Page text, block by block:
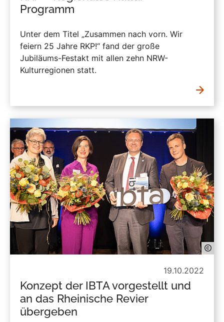
Programm
Unter dem Titel „Zusammen nach vorn. Wir
feiern 25 Jahre RKP!“ fand der große
Jubiläums-Festakt mit allen zehn NRW-
Kulturregionen statt.
19.10.2022
Konzept der IBTA vorgestellt und
an das Rheinische Revier
übergeben